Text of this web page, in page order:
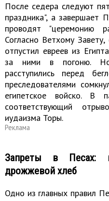
После седера следуют
праздника", а завершает
проводят "церемонию
Согласно Ветхому
отпустил евреев из
за ними в погоню.
расступились перед
преследователями
египетское войско. В
соответствующий
иудаизма Торы.
Реклама
Запреты в Песах:
дрожжевой хлеб
Одно из главных правил